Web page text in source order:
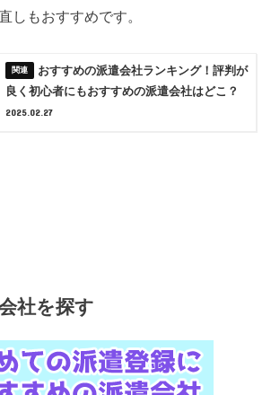
しもおすすめです。
おすすめの派遣会社ランキング！評判が
良く初心者にもおすすめの派遣会社はどこ？
2025.02.27
社を探す